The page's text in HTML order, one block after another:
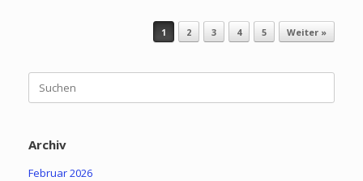
1 2 3 4 5 Weiter »
Suchen
nach:
Archiv
Februar 2026